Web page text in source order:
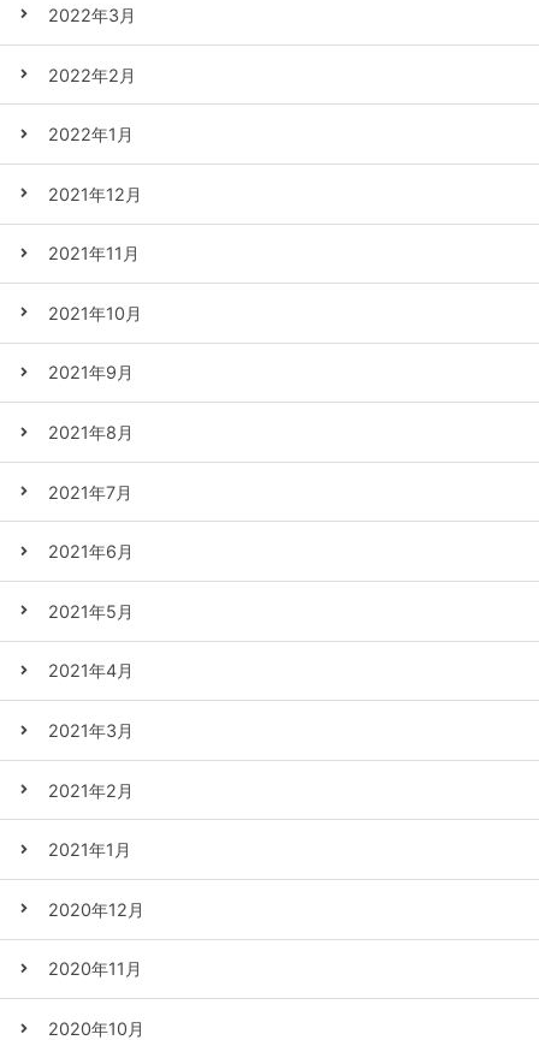
2022年3月
2022年2月
2022年1月
2021年12月
2021年11月
2021年10月
2021年9月
2021年8月
2021年7月
2021年6月
2021年5月
2021年4月
2021年3月
2021年2月
2021年1月
2020年12月
2020年11月
2020年10月